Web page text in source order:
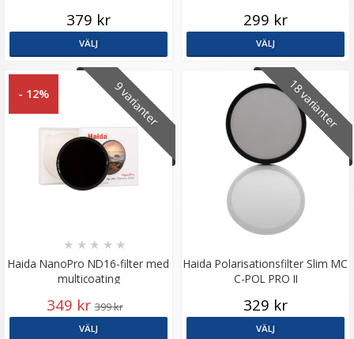
379 kr
VÄLJ
299 kr
VÄLJ
9 varianter
- 12%
Haida NanoPro ND16-filter med
multicoating
★ ★ ★ ★ ★
349 kr 399 kr
VÄLJ
18 varianter
Haida Polarisationsfilter Slim MC
C-POL PRO II
329 kr
VÄLJ